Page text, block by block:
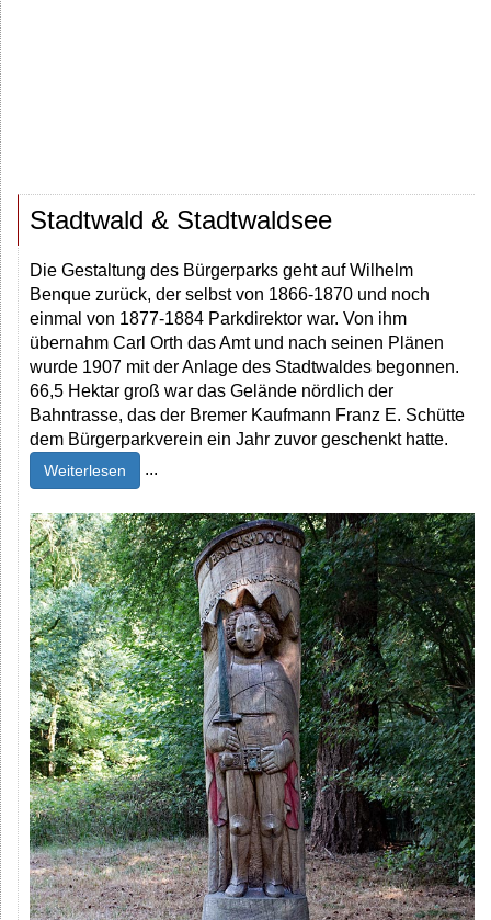
Stadtwald & Stadtwaldsee
Die Gestaltung des Bürgerparks geht auf Wilhelm
Benque zurück, der selbst von 1866-1870 und noch
einmal von 1877-1884 Parkdirektor war. Von ihm
übernahm Carl Orth das Amt und nach seinen Plänen
wurde 1907 mit der Anlage des Stadtwaldes begonnen.
66,5 Hektar groß war das Gelände nördlich der
Bahntrasse, das der Bremer Kaufmann Franz E. Schütte
dem Bürgerparkverein ein Jahr zuvor geschenkt hatte.
Weiterlesen ...